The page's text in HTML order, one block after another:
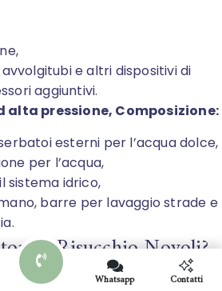
e altri dispositivi di
aggiuntivi.
alta pressione, Composizione:
esterni per l’acqua dolce,
per l’acqua,
sistema idrico,
barre per lavaggio strade e
a Risucchio Novoli?
di Novoli è un’avanzata
Whatsapp Contatti